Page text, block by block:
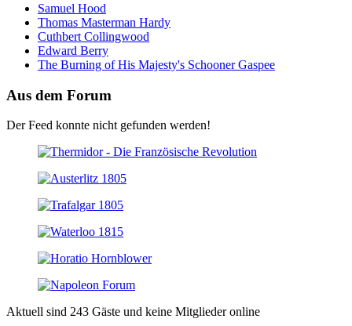
Samuel Hood
Thomas Masterman Hardy
Cuthbert Collingwood
Edward Berry
The Burning of His Majesty's Schooner Gaspee
Aus dem Forum
Der Feed konnte nicht gefunden werden!
Aktuell sind 243 Gäste und keine Mitglieder online